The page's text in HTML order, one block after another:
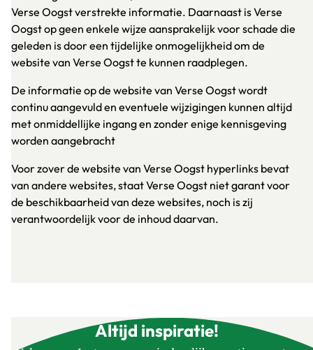
Verse Oogst verstrekte informatie. Daarnaast is Verse
Oogst op geen enkele wijze aansprakelijk voor schade die
geleden is door een tijdelijke onmogelijkheid om de
website van Verse Oogst te kunnen raadplegen.
De informatie op de website van Verse Oogst wordt
continu aangevuld en eventuele wijzigingen kunnen altijd
met onmiddellijke ingang en zonder enige kennisgeving
worden aangebracht
Voor zover de website van Verse Oogst hyperlinks bevat
van andere websites, staat Verse Oogst niet garant voor
de beschikbaarheid van deze websites, noch is zij
verantwoordelijk voor de inhoud daarvan.
Altijd inspiratie!